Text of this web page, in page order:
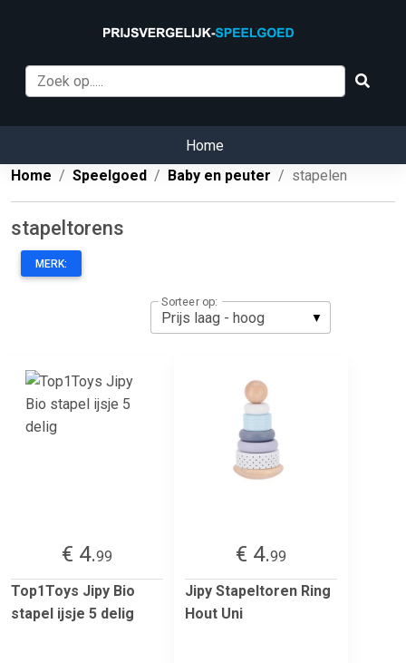
Home
Home
Speelgoed Baby en peuter stapelen
stapeltorens
MERK:
Sorteer op:
€ 4.99
Top1Toys Jipy Bio
stapel ijsje 5 delig
€ 4.99
Jipy Stapeltoren Ring
Hout Uni